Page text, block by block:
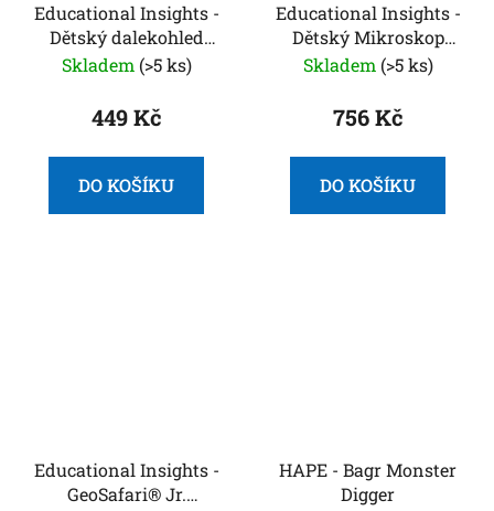
Educational Insights -
Dětský dalekohled
GeoSafari® Jr.
Skladem (>5 ks)
449 Kč
DO KOŠÍKU
Educational Insights -
Dětský Mikroskop
GeoSafari Jr.
Skladem (>5 ks)
756 Kč
DO KOŠÍKU
Educational Insights -
GeoSafari® Jr.
HAPE - Bagr Monster
Digger